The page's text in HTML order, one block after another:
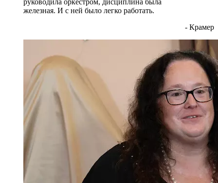
руководила оркестром, дисциплина была
железная. И с ней было легко работать.
- Крамер